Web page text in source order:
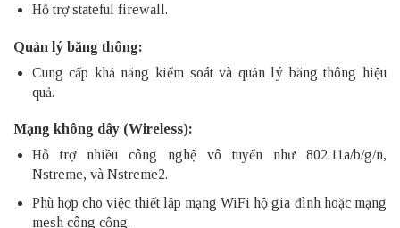
Hỗ trợ stateful firewall.
Quản lý băng thông:
Cung cấp khả năng kiểm soát và quản lý băng thông hiệu
quả.
Mạng không dây (Wireless):
Hỗ trợ nhiều công nghệ vô tuyến như 802.11a/b/g/n,
Nstreme, và Nstreme2.
Phù hợp cho việc thiết lập mạngWiFi hộ gia đình hoặc mạng
mesh công cộng.